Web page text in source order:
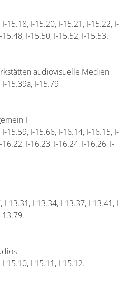
15.18, I-15.20, I-15.21, I-15.22, I-
I-15.50, I-15.52, I-15.53.
audiovisuelle Medien
15.39a, I-15.79
I
15.59, I-15.66, I-16.14, I-16.15, I-
I-16.23, I-16.24, I-16.26, I-
I-13.31, I-13.34, I-13.37, I-13.41, I-
13.79.
15.10, I-15.11, I-15.12.